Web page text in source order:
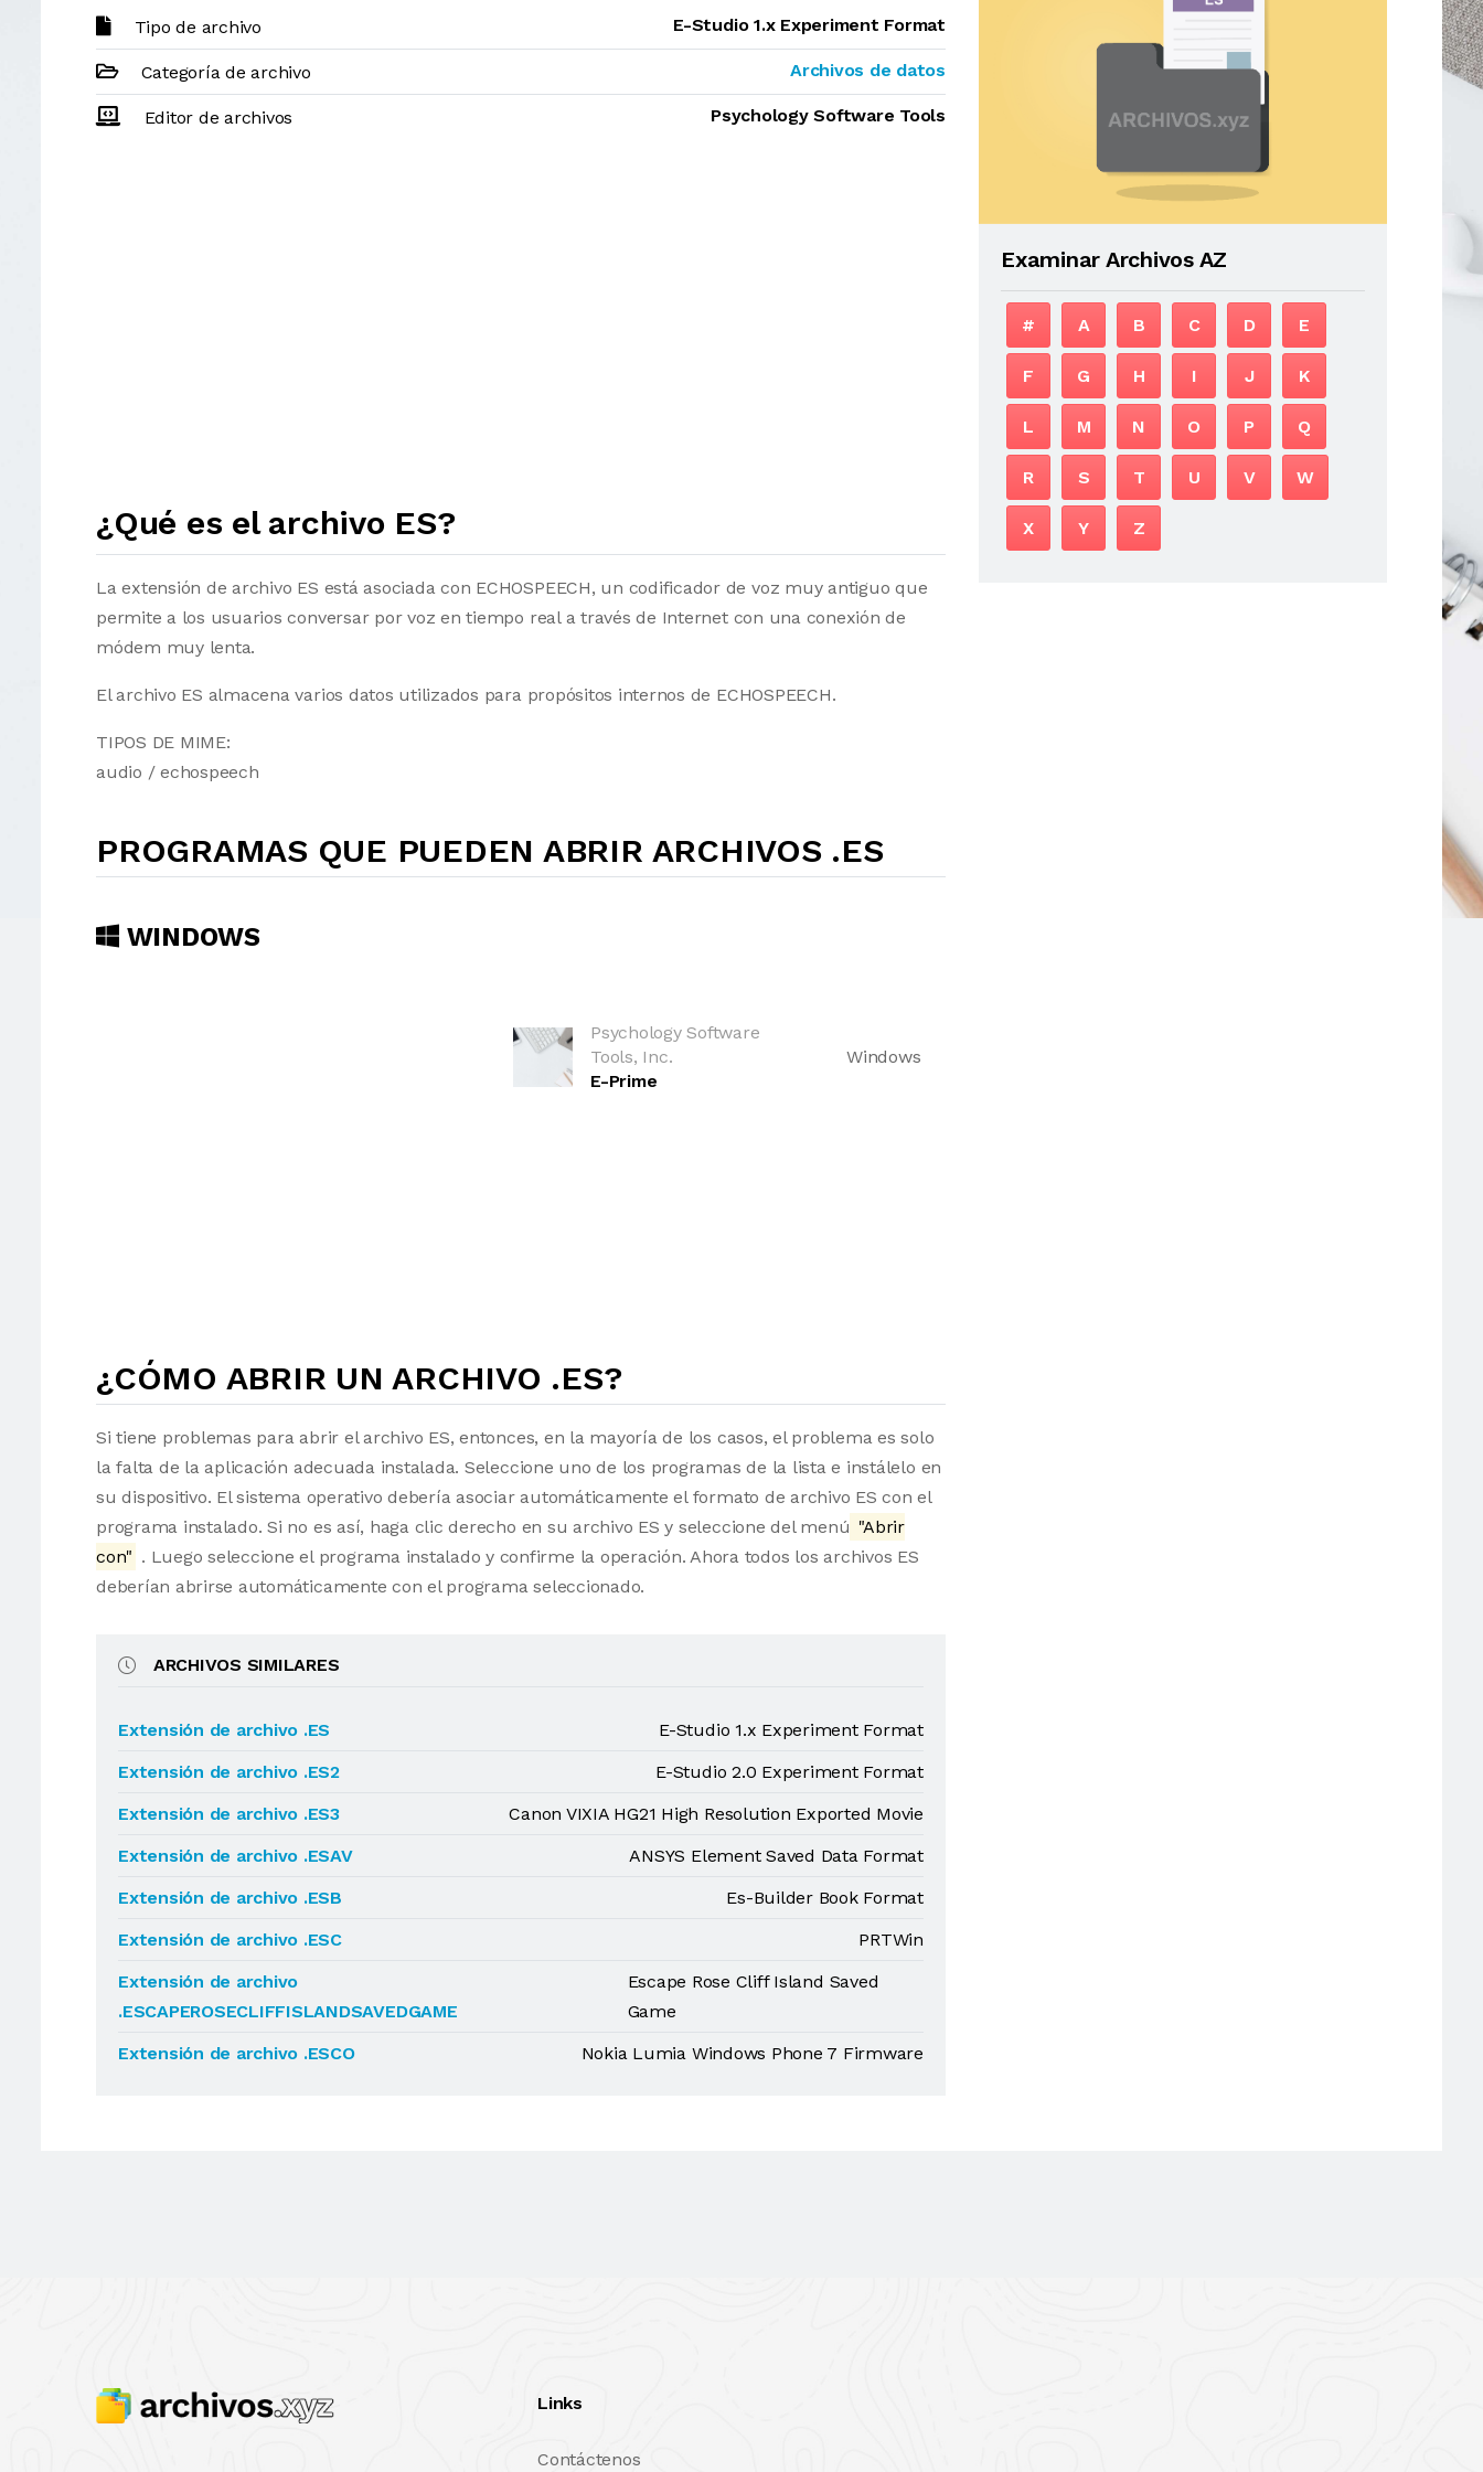
Tipo de archivo E-Studio 1.x Experiment Format
Categoría de archivo Archivos de datos
Editor de archivos Psychology Software Tools
¿Qué es el archivo ES?
La extensión de archivo ES está asociada con ECHOSPEECH, un codificador de voz muy antiguo que
permite a los usuarios conversar por voz en tiempo real a través de Internet con una conexión de
módem muy lenta.
El archivo ES almacena varios datos utilizados para propósitos internos de ECHOSPEECH.
TIPOS DE MIME:
audio / echospeech
PROGRAMAS QUE PUEDEN ABRIR ARCHIVOS .ES
WINDOWS
Psychology Software
Tools, Inc.
E-Prime
Windows
¿CÓMO ABRIR UN ARCHIVO .ES?
Si tiene problemas para abrir el archivo ES, entonces, en la mayoría de los casos, el problema es solo
la falta de la aplicación adecuada instalada. Seleccione uno de los programas de la lista e instálelo en
su dispositivo. El sistema operativo debería asociar automáticamente el formato de archivo ES con el
programa instalado. Si no es así, haga clic derecho en su archivo ES y seleccione del menú "Abrir
con" . Luego seleccione el programa instalado y confirme la operación. Ahora todos los archivos ES
deberían abrirse automáticamente con el programa seleccionado.
ARCHIVOS SIMILARES
Extensión de archivo .ES
E-Studio 1.x Experiment Format
Extensión de archivo .ES2
E-Studio 2.0 Experiment Format
Extensión de archivo .ES3
Canon VIXIA HG21 High Resolution Exported Movie
Extensión de archivo .ESAV
ANSYS Element Saved Data Format
Extensión de archivo .ESB
Es-Builder Book Format
Extensión de archivo .ESC
PRTWin
Extensión de archivo
.ESCAPEROSECLIFFISLANDSAVEDGAME
Escape Rose Cliff Island Saved
Game
Extensión de archivo .ESCO
Nokia Lumia Windows Phone 7 Firmware
Examinar Archivos AZ
# A B C D E
F G H I J K
L M N O P Q
R S T U V W
X Y Z
Links
Contáctenos